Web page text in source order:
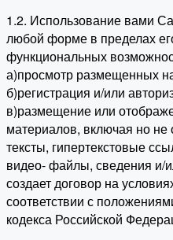
1.2. Использование вами
любой форме в пределах
функциональных
а)просмотр размещенных
б)регистрация и/или
в)размещение или
материалов, включая но не
тексты, гипертекстовые
видео- файлы, сведения и/
создает договор на
соответствии с
кодекса Российской